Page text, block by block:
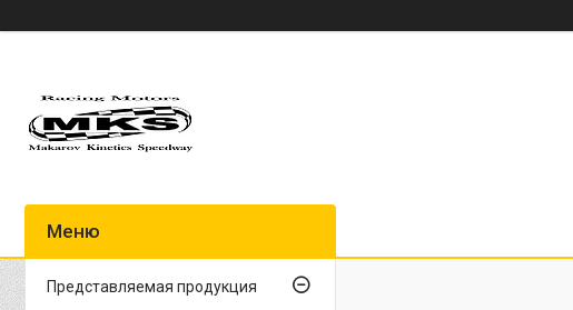
Представляемая продукция